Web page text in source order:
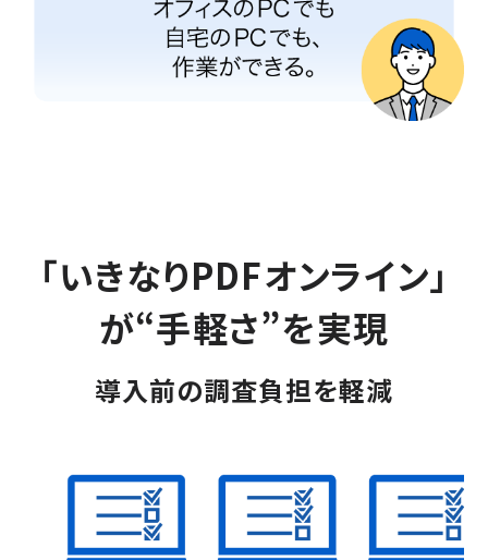
「いきなりPDFオンライン」
が“手軽さ”を実現
導入前の調査負担を軽減